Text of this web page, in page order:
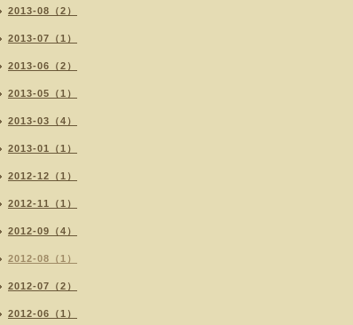
2013-08（2）
2013-07（1）
2013-06（2）
2013-05（1）
2013-03（4）
2013-01（1）
2012-12（1）
2012-11（1）
2012-09（4）
2012-08（1）
2012-07（2）
2012-06（1）